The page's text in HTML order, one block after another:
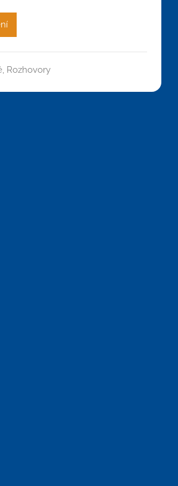
, Rozhovory